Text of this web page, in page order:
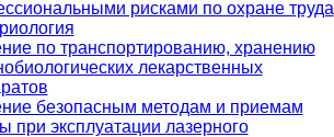
рисками по охране труда
по транспортированию, хранению
лекарственных
безопасным методам и приемам
при эксплуатации лазерного